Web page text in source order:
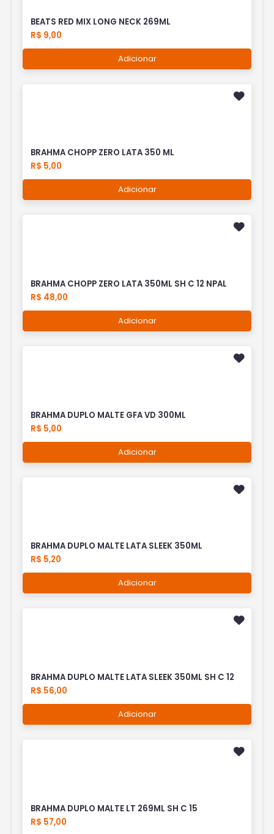
BEATS RED MIX LONG NECK 269ML
R$ 9,00
Adicionar
BRAHMA CHOPP ZERO LATA 350 ML
R$ 5,00
Adicionar
BRAHMA CHOPP ZERO LATA 350ML SH C 12 NPAL
R$ 48,00
Adicionar
BRAHMA DUPLO MALTE GFA VD 300ML
R$ 5,00
Adicionar
BRAHMA DUPLO MALTE LATA SLEEK 350ML
R$ 5,20
Adicionar
BRAHMA DUPLO MALTE LATA SLEEK 350ML SH C 12
R$ 56,00
Adicionar
BRAHMA DUPLO MALTE LT 269ML SH C 15
R$ 57,00